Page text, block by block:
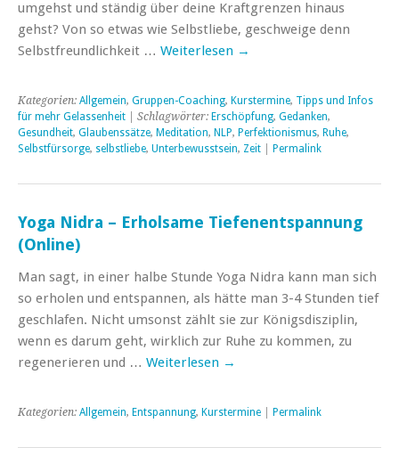
umgehst und ständig über deine Kraftgrenzen hinaus
gehst? Von so etwas wie Selbstliebe, geschweige denn
Selbstfreundlichkeit … Weiterlesen →
Kategorien: Allgemein, Gruppen-Coaching, Kurstermine, Tipps und Infos
für mehr Gelassenheit | Schlagwörter: Erschöpfung, Gedanken,
Gesundheit, Glaubenssätze, Meditation, NLP, Perfektionismus, Ruhe,
Selbstfürsorge, selbstliebe, Unterbewusstsein, Zeit Permalink
Yoga Nidra – Erholsame Tiefenentspannung
(Online)
Man sagt, in einer halbe Stunde Yoga Nidra kann man sich
so erholen und entspannen, als hätte man 3-4 Stunden tief
geschlafen. Nicht umsonst zählt sie zur Königsdisziplin,
wenn es darum geht, wirklich zur Ruhe zu kommen, zu
regenerieren und … Weiterlesen →
Kategorien: Allgemein, Entspannung, Kurstermine Permalink